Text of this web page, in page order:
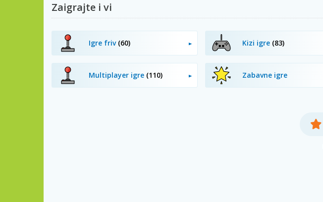
Zaigrajte i vi
Igre friv (60) Kizi igre (83)
Multiplayer igre (110) Zabavne igre